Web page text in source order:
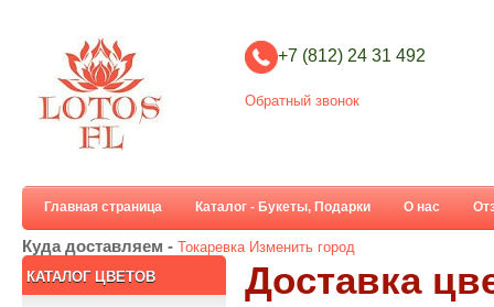
+7 (812) 24 31 492
Обратный звонок
Главная страница Каталог - Букеты, Подарки О нас
Куда доставляем - Токаревка Изменить город
КАТАЛОГ ЦВЕТОВ Доставка